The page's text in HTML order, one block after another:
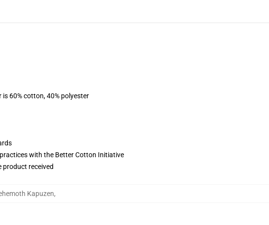
60% cotton, 40% polyester
with the Better Cotton Initiative
product received
Kapuzen,